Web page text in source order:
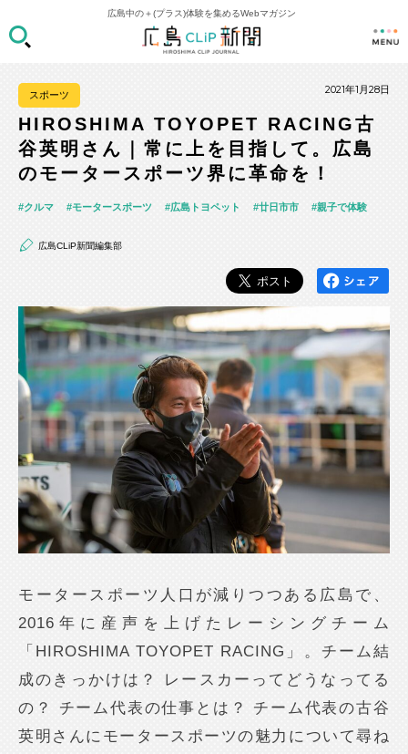
広島中の＋(プラス)体験を集めるWebマガジン
スポーツ 2021年1月28日
HIROSHIMA TOYOPET RACING古
谷英明さん｜常に上を目指して。広島
のモータースポーツ界に革命を！
クルマ モータースポーツ 広島トヨペット 廿日市市 親子で体験
広島CLiP新聞編集部
モータースポーツ人口が減りつつある広島で、
2016年に産声を上げたレーシングチーム
「HIROSHIMA TOYOPET RACING」。チーム結
成のきっかけは？ レースカーってどうなってる
の？ チーム代表の仕事とは？ チーム代表の古谷
英明さんにモータースポーツの魅力について尋ね